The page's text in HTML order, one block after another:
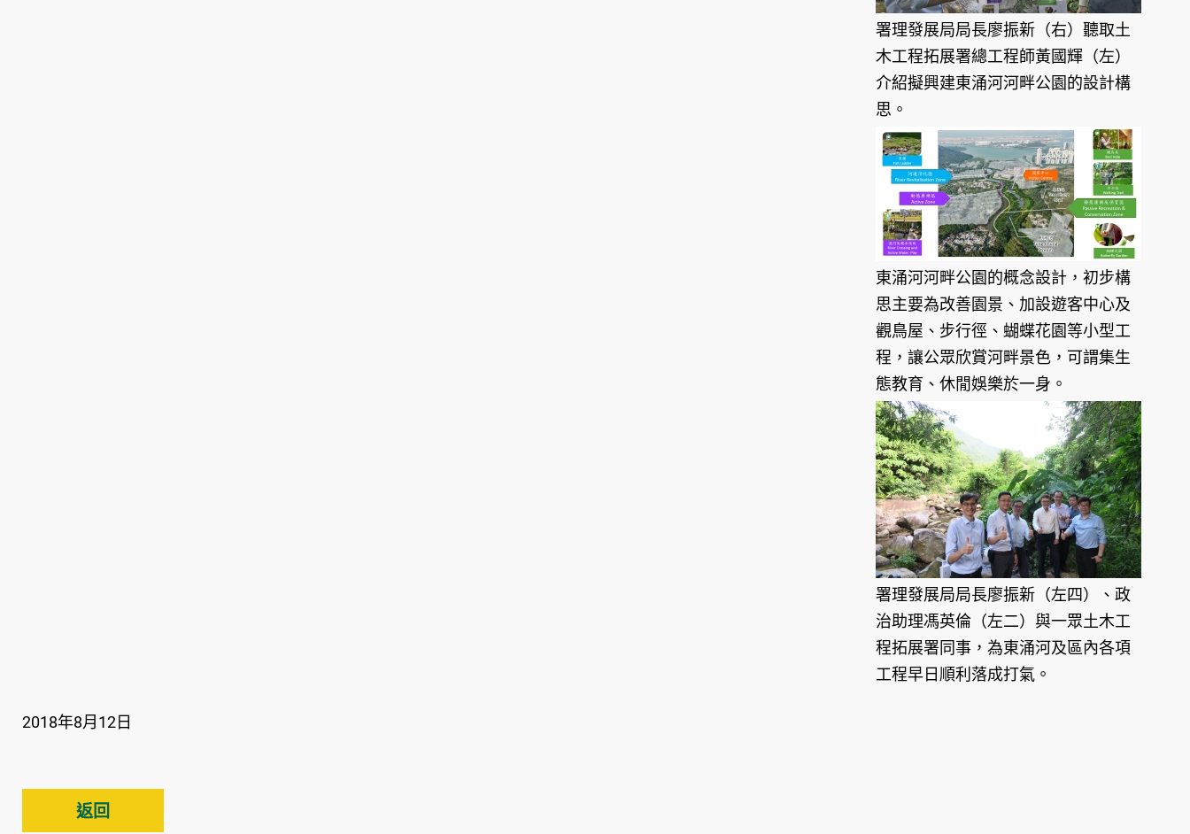
署理發展局局長廖振新（右）聽取土
木工程拓展署總工程師黃國輝（左）
介紹擬興建東涌河河畔公園的設計構
思。
東涌河河畔公園的概念設計，初步構
思主要為改善園景、加設遊客中心及
觀鳥屋、步行徑、蝴蝶花園等小型工
程，讓公眾欣賞河畔景色，可謂集生
態教育、休閒娛樂於一身。
署理發展局局長廖振新（左四）、政
治助理馮英倫（左二）與一眾土木工
程拓展署同事，為東涌河及區內各項
工程早日順利落成打氣。
2018年8月12日
返回